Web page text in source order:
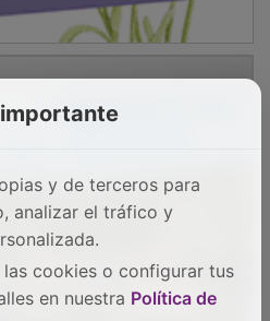
y de terceros para
analizar el tráfico y
cookies o configurar tus
en nuestra Política de